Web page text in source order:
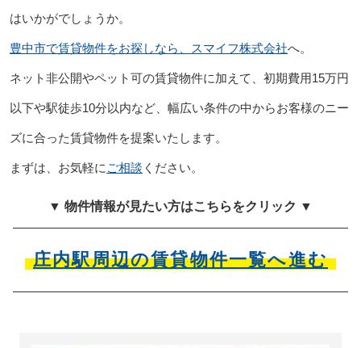
はいかがでしょうか。
豊中市で賃貸物件をお探しなら、スマイフ株式会社へ。
ネット非公開やペット可の賃貸物件に加えて、初期費用15万円
以下や駅徒歩10分以内など、幅広い条件の中からお客様のニー
ズに合った賃貸物件を提案いたします。
まずは、お気軽に ご相談 ください。
▼ 物件情報が見たい方はこちらをクリック ▼
庄内駅周辺の賃貸物件一覧へ進む